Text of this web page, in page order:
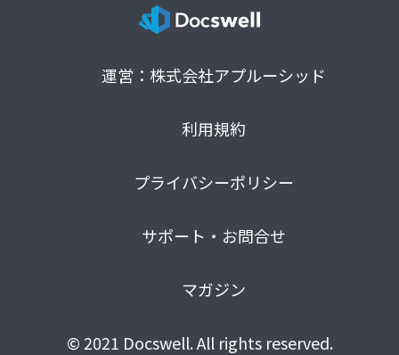
運営：株式会社アプルーシッド
利用規約
プライバシーポリシー
サポート・お問合せ
マガジン
© 2021 Docswell. All rights reserved.